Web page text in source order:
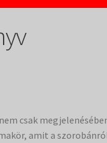
csak
amit a